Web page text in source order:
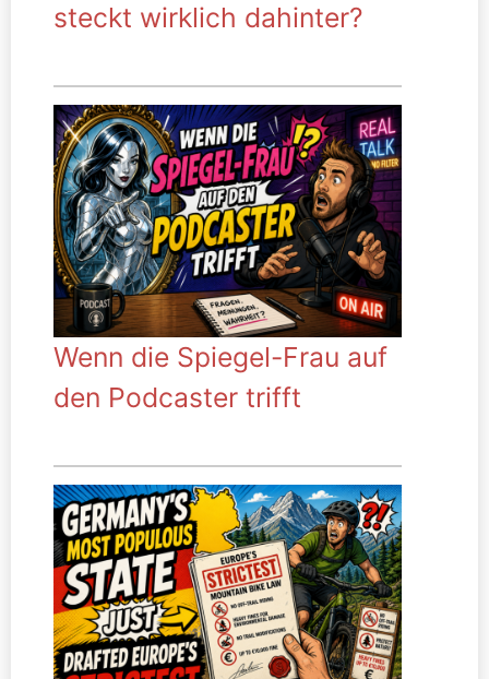
steckt wirklich dahinter?
Wenn die Spiegel-Frau auf
den Podcaster trifft